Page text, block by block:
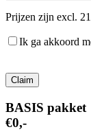
Prijzen zijn excl.
Ik ga akkoord
BASIS pakket
€0,-